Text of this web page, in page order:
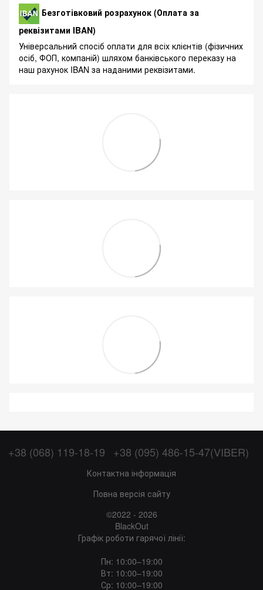
Безготівковий розрахунок (Оплата за
реквізитами IBAN)
Універсальний спосіб оплати для всіх клієнтів (фізичних
осіб, ФОП, компаній) шляхом банківського переказу на
наш рахунок IBAN за наданими реквізитами.
+38 (068) 119-18-19 +38 (095) 486-15-47(VIBER)
Контактна інформація
Повна версія сайту
©2022 - 2026
BlackOut
Графік роботи гарячої лінії:
Пн: 10:00–19:00
Вт: 10:00–19:00
Ср: 10:00–19:00